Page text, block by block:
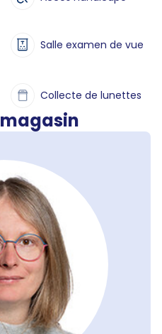
Salle examen de vue
Collecte de lunettes